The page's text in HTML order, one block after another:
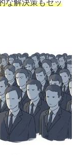
な解決策もセッ